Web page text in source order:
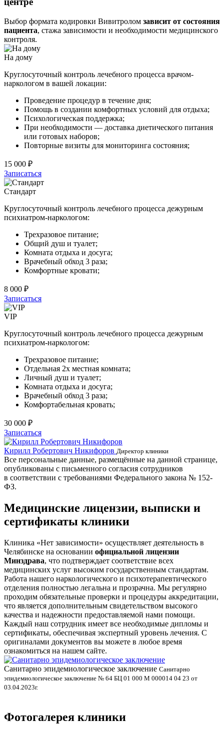
Выбор формата кодировки Вивитролом зависит от состояния
пациента, стажа зависимости и необходимости медицинского
контроля.
На дому
Круглосуточный контроль лечебного процесса врачом-
наркологом в вашей локации:
Проведение процедур в течение дня;
Помощь в создании комфортных условий для отдыха;
Психологическая поддержка;
При необходимости — доставка диетического питания
или готовых наборов;
Повторные визиты для мониторинга состояния;
15 000 ₽
Записаться
Стандарт
Круглосуточный контроль лечебного процесса дежурным
психиатром-наркологом:
Трехразовое питание;
Общий душ и туалет;
Комната отдыха и досуга;
Врачебный обход 3 раза;
Комфортные кровати;
8 000 ₽
Записаться
VIP
Круглосуточный контроль лечебного процесса дежурным
психиатром-наркологом:
Трехразовое питание;
Отдельная 2х местная комната;
Личный душ и туалет;
Комната отдыха и досуга;
Врачебный обход 3 раза;
Комфортабельная кровать;
30 000 ₽
Записаться
Кирилл Робертович Никифоров Директор клиники
Все персональные данные, размещённые на данной странице,
опубликованы с письменного согласия сотрудников
в соответствии с требованиями Федерального закона № 152-
ФЗ.
Медицинские лицензии, выписки и
сертификаты клиники
Клиника «Нет зависимости» осуществляет деятельность в
Челябинске на основании официальной лицензии
Минздрава, что подтверждает соответствие всех
медицинских услуг высоким государственным стандартам.
Работа нашего наркологического и психотерапевтического
отделения полностью легальна и прозрачна. Мы регулярно
проходим обязательные проверки и процедуры аккредитации,
что является дополнительным свидетельством высокого
качества и надежности предоставляемой нами помощи.
Каждый наш сотрудник имеет все необходимые дипломы и
сертификаты, обеспечивая экспертный уровень лечения. С
оригиналами документов вы можете в любое время
ознакомиться на нашем сайте.
Санитарно эпидемиологическое заключение Санитарно
эпидемиологическое заключение № 64 БЦ 01 000 М 000014 04 23 от
03.04.2023г.
Фотогалерея клиники